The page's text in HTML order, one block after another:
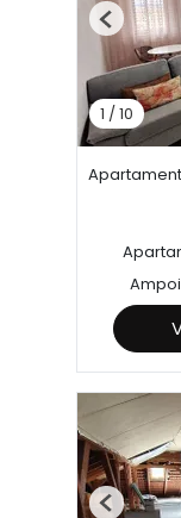
1 / 10
Previous
Previous